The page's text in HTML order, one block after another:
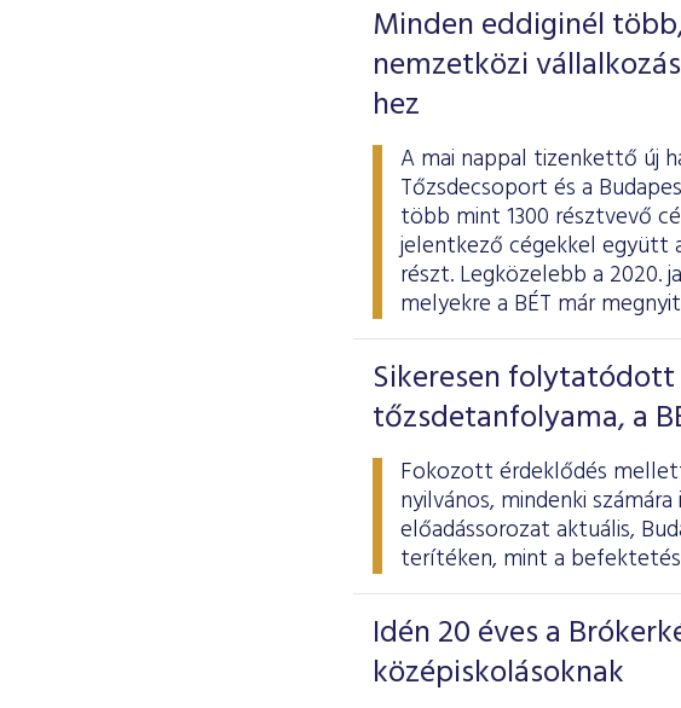
Minden eddiginél
nemzetközi
hez
A mai nappal tizenkettő új
Tőzsdecsoport és a
több mint 1300 résztvevő
jelentkező cégekkel együtt
részt. Legközelebb a 2020.
melyekre a BÉT már
Sikeresen folytatódott
tőzsdetanfolyama, a
Fokozott érdeklődés
nyilvános, mindenki
előadássorozat aktuális,
terítéken, mint a
Idén 20 éves a
középiskolásoknak